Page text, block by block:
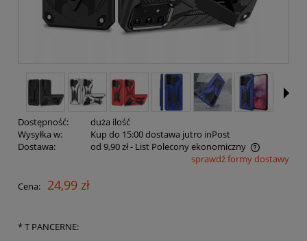
Dostępność:
duża ilość
Wysyłka w:
Kup do 15:00 dostawa jutro inPost
Dostawa:
od 9,90 zł- List Polecony ekonomiczny
Cena nie zawiera ewentualnych kosztów płatnościsprawdź formy dostawy
Cena: 24,99 zł
*T PANCERNE: